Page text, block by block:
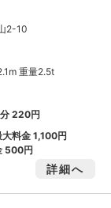
2-10
重量2.5t
220円
料金1,100円
500円
詳細へ